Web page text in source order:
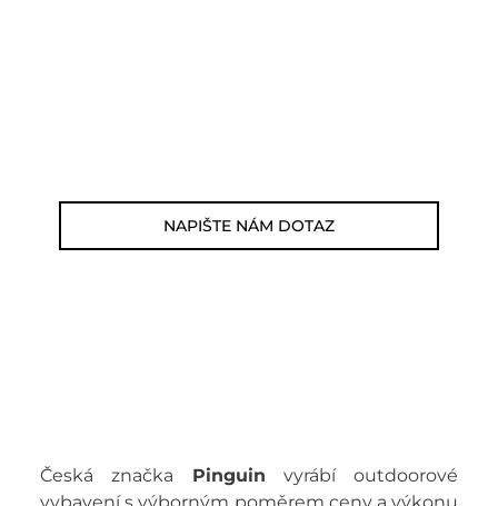
NAPIŠTE NÁM DOTAZ
Česká značka Pinguin vyrábí outdoorové
vybavení s výborným poměrem ceny a výkonu